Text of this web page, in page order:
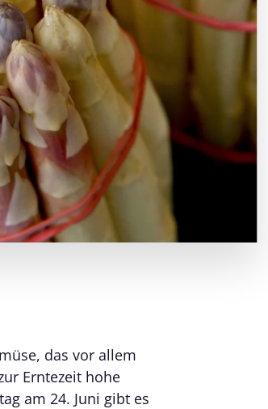
das vor allem
Erntezeit hohe
am 24. Juni gibt es